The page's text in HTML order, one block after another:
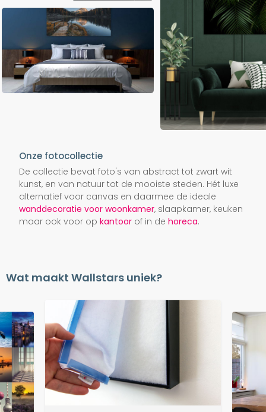
Onze fotocollectie
De collectie bevat foto's van abstract tot zwart wit
kunst, en van natuur tot de mooiste steden. Hét luxe
alternatief voor canvas en daarmee de ideale
wanddecoratie voor woonkamer, slaapkamer, keuken
maar ook voor op kantoor of in de horeca.
Wat maakt Wallstars uniek?